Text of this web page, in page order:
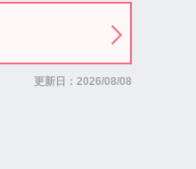
更新日：2026/08/08